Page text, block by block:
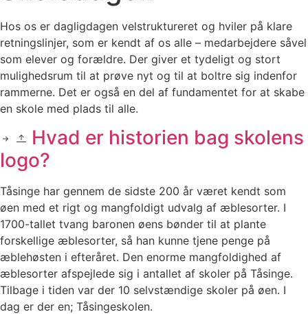
Hos os er dagligdagen velstruktureret og hviler på klare
retningslinjer, som er kendt af os alle – medarbejdere såvel
som elever og forældre. Der giver et tydeligt og stort
mulighedsrum til at prøve nyt og til at boltre sig indenfor
rammerne. Det er også en del af fundamentet for at skabe
en skole med plads til alle.
Hvad er historien bag skolens
logo?
Tåsinge har gennem de sidste 200 år været kendt som
øen med et rigt og mangfoldigt udvalg af æblesorter. I
1700-tallet tvang baronen øens bønder til at plante
forskellige æblesorter, så han kunne tjene penge på
æblehøsten i efteråret. Den enorme mangfoldighed af
æblesorter afspejlede sig i antallet af skoler på Tåsinge.
Tilbage i tiden var der 10 selvstændige skoler på øen. I
dag er der en; Tåsingeskolen.